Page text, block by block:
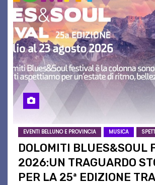
EVENTI BELLUNO E PROVINCIA MUSICA
DOLOMITI BLUES&SOUL
2026:UN TRAGUARDO
PER LA 25ª EDIZIONE